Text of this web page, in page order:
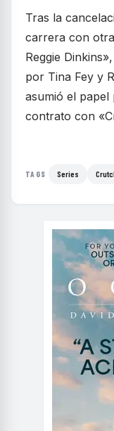
Tras la
carrera con
Reggie
por Tina Fey y
asumió el
contrato con
TAGS Series